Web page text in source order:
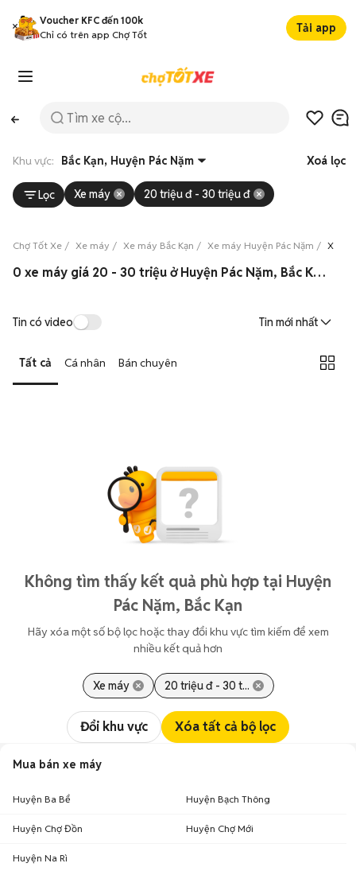
Voucher KFC đến 100k
Chỉ có trên app Chợ Tốt
Tải app
Khu vực: Bắc Kạn, Huyện Pác Nặm Xoá lọc
Lọc Xe máy 20 triệu đ - 30 triệu đ
Chợ Tốt Xe Xe máy Xe máy Bắc Kạn Xe máy Huyện Pác Nặm Xe
0 xe máy giá 20 - 30 triệu ở Huyện Pác Nặm, Bắc Kạn 08/2026
Tin có video Tin mới nhất
Tất cả Cá nhân Bán chuyên
Không tìm thấy kết quả phù hợp tại Huyện
Pác Nặm, Bắc Kạn
Hãy xóa một số bộ lọc hoặc thay đổi khu vực tìm kiếm để xem
nhiều kết quả hơn
Xe máy 20 triệu đ - 30 t...
Đổi khu vực Xóa tất cả bộ lọc
Mua bán xe máy
Huyện Ba Bể Huyện Bạch Thông
Huyện Chợ Đồn Huyện Chợ Mới
Huyện Na Rì